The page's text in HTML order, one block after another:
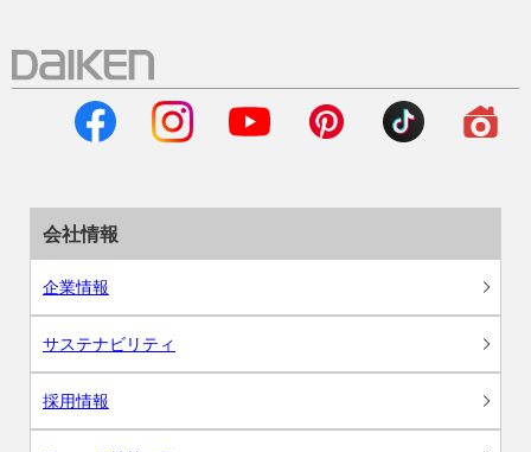
会社情報
企業情報
サステナビリティ
採用情報